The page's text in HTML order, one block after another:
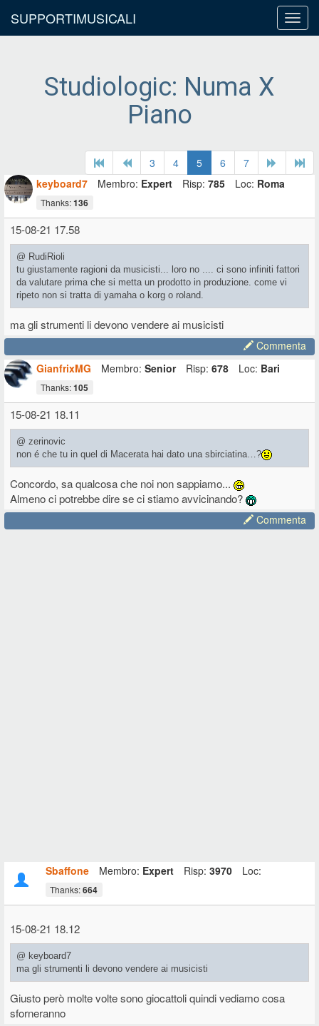
SUPPORTIMUSICALI
Studiologic: Numa X
Piano
3 4 5 6
7
keyboard7
Membro: Expert Risp: 785 Loc: Roma
Thanks:136
15-08-21 17.58
@ RudiRioli
tu giustamente ragioni da musicisti... loro no .... ci sono infiniti fattori
da valutare prima che si metta un prodotto in produzione. come vi
ripeto non si tratta di yamaha o korg o roland.
ma gli strumenti li devono vendere ai musicisti
Commenta
GianfrixMG
Membro: Senior Risp: 678 Loc: Bari
Thanks:105
15-08-21 18.11
@ zerinovic
non é che tu in quel di Macerata hai dato una sbirciatina…?
Concordo, sa qualcosa che noi non sappiamo...
Almeno ci potrebbe dire se ci stiamo avvicinando?
Commenta
Sbaffone Membro: Expert Risp: 3970 Loc:
Thanks:664
15-08-21 18.12
@ keyboard7
ma gli strumenti li devono vendere ai musicisti
Giusto però molte volte sono giocattoli quindi vediamo cosa
sforneranno